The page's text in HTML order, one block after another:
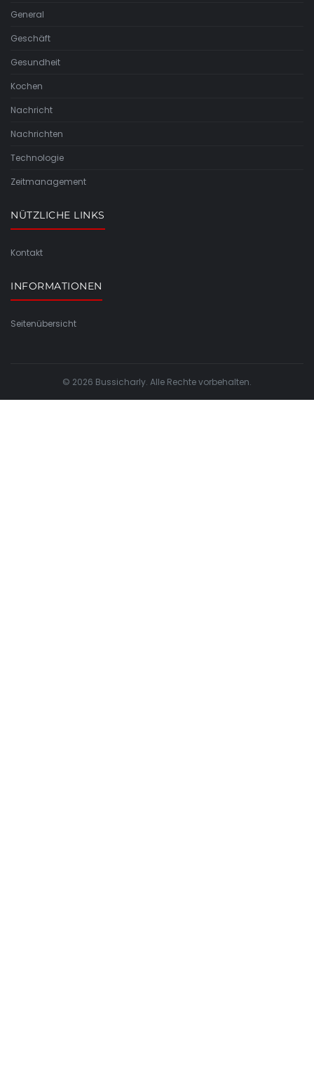
General
Geschäft
Gesundheit
Kochen
Nachricht
Nachrichten
Technologie
Zeitmanagement
NÜTZLICHE LINKS
Kontakt
INFORMATIONEN
Seitenübersicht
© 2026 Bussicharly. Alle Rechte vorbehalten.